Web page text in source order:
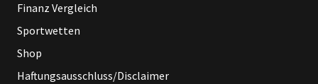
Finanz Vergleich
Sportwetten
Shop
Haftungsausschluss/Disclaimer